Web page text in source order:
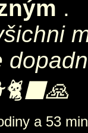
.
a 53